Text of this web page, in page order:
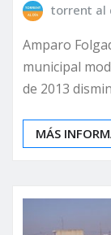
torrent al
Amparo
municipal
de 2013
MÁS